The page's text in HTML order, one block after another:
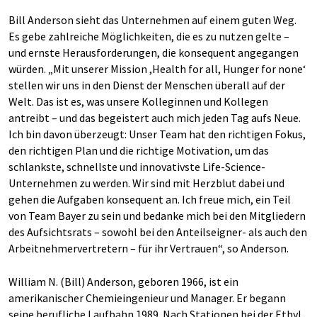
Bill Anderson sieht das Unternehmen auf einem guten Weg.
Es gebe zahlreiche Möglichkeiten, die es zu nutzen gelte –
und ernste Herausforderungen, die konsequent angegangen
würden. „Mit unserer Mission ,Health for all, Hunger for none‘
stellen wir uns in den Dienst der Menschen überall auf der
Welt. Das ist es, was unsere Kolleginnen und Kollegen
antreibt – und das begeistert auch mich jeden Tag aufs Neue.
Ich bin davon überzeugt: Unser Team hat den richtigen Fokus,
den richtigen Plan und die richtige Motivation, um das
schlankste, schnellste und innovativste Life-Science-
Unternehmen zu werden. Wir sind mit Herzblut dabei und
gehen die Aufgaben konsequent an. Ich freue mich, ein Teil
von Team Bayer zu sein und bedanke mich bei den Mitgliedern
des Aufsichtsrats – sowohl bei den Anteilseigner- als auch den
Arbeitnehmervertretern – für ihr Vertrauen“, so Anderson.
William N. (Bill) Anderson, geboren 1966, ist ein
amerikanischer Chemieingenieur und Manager. Er begann
seine berufliche Laufbahn 1989. Nach Stationen bei der Ethyl